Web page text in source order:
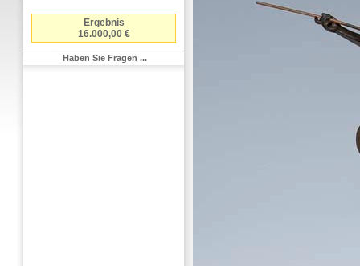
Ergebnis
16.000,00 €
Haben Sie Fragen ...